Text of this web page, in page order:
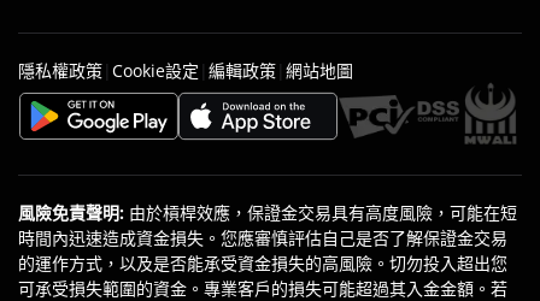
隱私權政策| Cookie設定 | 編輯政策| 網站地圖
風險免責聲明: 由於槓桿效應，保證金交易具有高度風險，可能在短
時間內迅速造成資金損失。您應審慎評估自己是否了解保證金交易
的運作方式，以及是否能承受資金損失的高風險。切勿投入超出您
可承受損失範圍的資金。專業客戶的損失可能超過其入金金額。若